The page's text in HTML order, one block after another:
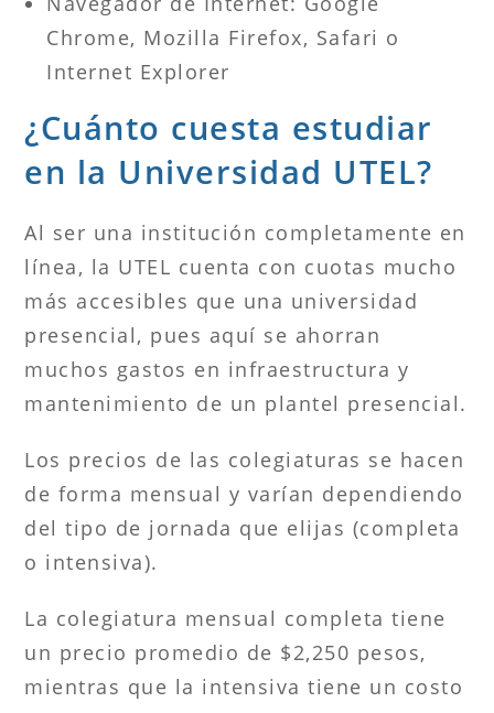
Chrome, Mozilla Firefox, Safari o
Internet Explorer
¿Cuánto cuesta estudiar
en la Universidad UTEL?
Al ser una institución completamente en
línea, la UTEL cuenta con cuotas mucho
más accesibles que una universidad
presencial, pues aquí se ahorran
muchos gastos en infraestructura y
mantenimiento de un plantel presencial.
Los precios de las colegiaturas se hacen
de forma mensual y varían dependiendo
del tipo de jornada que elijas (completa
o intensiva).
La colegiatura mensual completa tiene
un precio promedio de $2,250 pesos,
mientras que la intensiva tiene un costo